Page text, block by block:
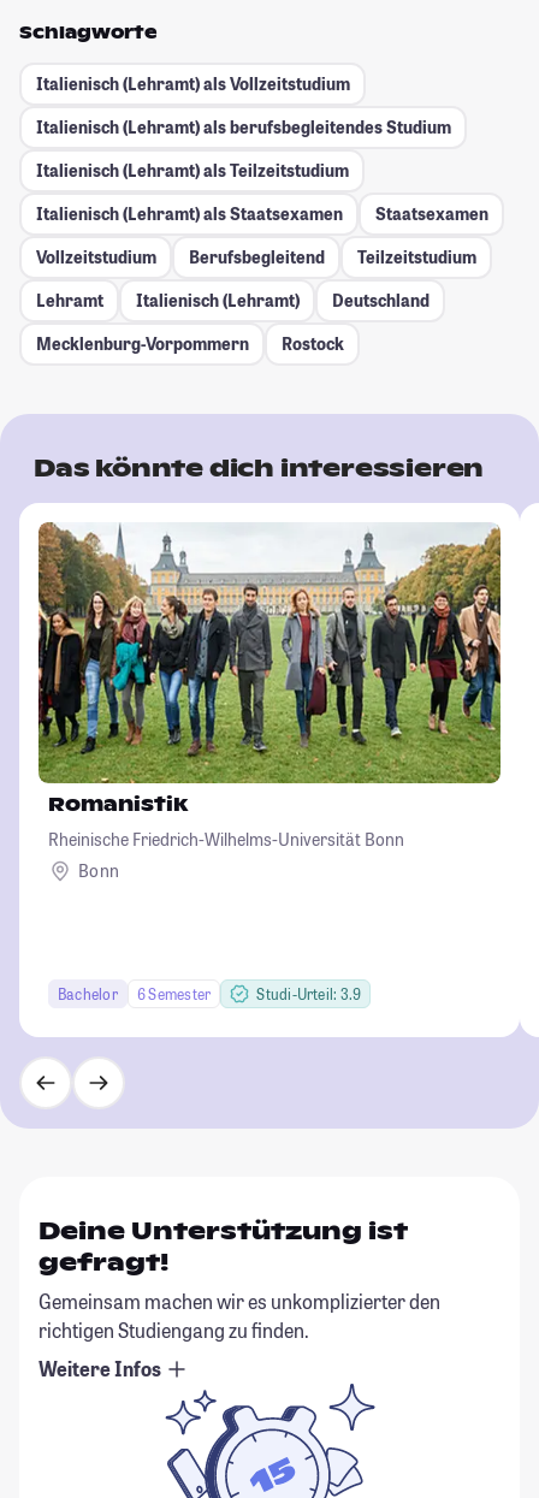
Schlagworte
Italienisch (Lehramt) als Vollzeitstudium
Italienisch (Lehramt) als berufsbegleitendes Studium
Italienisch (Lehramt) als Teilzeitstudium
Italienisch (Lehramt) als Staatsexamen
Staatsexamen
Vollzeitstudium
Berufsbegleitend
Teilzeitstudium
Lehramt
Italienisch (Lehramt)
Deutschland
Mecklenburg-Vorpommern
Rostock
Das könnte dich interessieren
Romanistik
Rheinische Friedrich-Wilhelms-Universität Bonn
Bonn
Bachelor 6 Semester Studi-Urteil: 3.9
Deine Unterstützung ist
gefragt!
Gemeinsam machen wir es unkomplizierter den
richtigen Studiengang zu finden.
Weitere Infos